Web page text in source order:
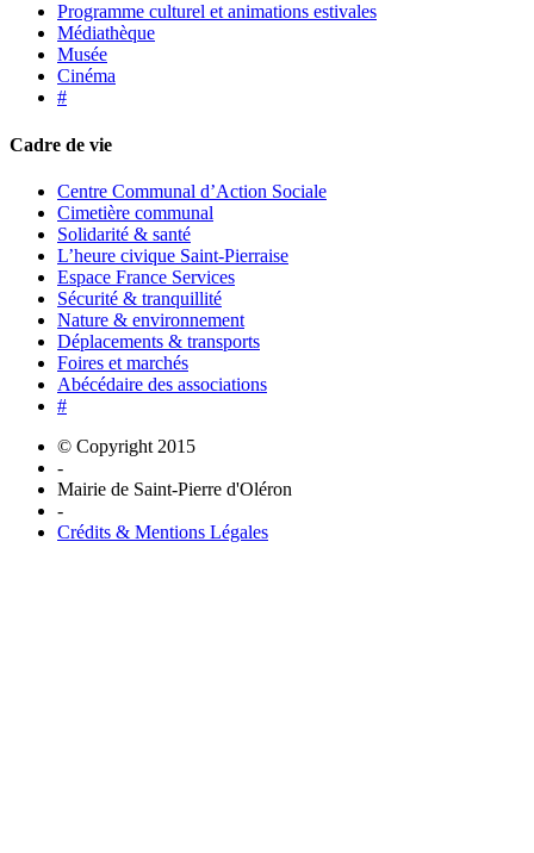
Programme culturel et animations estivales
Médiathèque
Musée
Cinéma
#
Cadre de vie
Centre Communal d’Action Sociale
Cimetière communal
Solidarité & santé
L’heure civique Saint-Pierraise
Espace France Services
Sécurité & tranquillité
Nature & environnement
Déplacements & transports
Foires et marchés
Abécédaire des associations
#
© Copyright 2015
-
Mairie de Saint-Pierre d'Oléron
-
Crédits & Mentions Légales